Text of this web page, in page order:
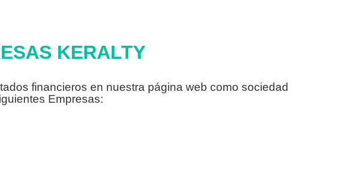
KERALTY
financieros en nuestra página web como sociedad
Empresas: